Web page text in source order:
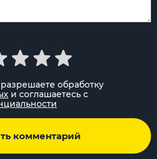
обработку
и соглашаетесь с
комментарий